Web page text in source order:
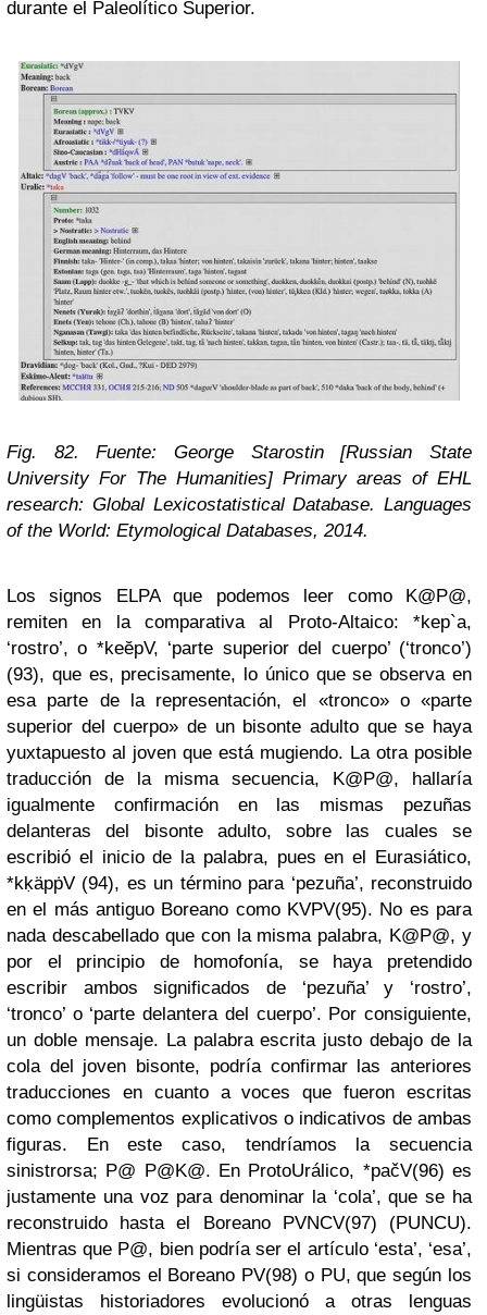
durante el Paleolítico Superior.
Fig. 82. Fuente: George Starostin [Russian State
University For The Humanities] Primary areas of EHL
research: Global Lexicostatistical Database. Languages
of the World: Etymological Databases, 2014.
Los signos ELPA que podemos leer como K@P@,
remiten en la comparativa al Proto-Altaico: *kep`a,
‘rostro’, o *keĕpV, ‘parte superior del cuerpo’ (‘tronco’)
(93), que es, precisamente, lo único que se observa en
esa parte de la representación, el «tronco» o «parte
superior del cuerpo» de un bisonte adulto que se haya
yuxtapuesto al joven que está mugiendo. La otra posible
traducción de la misma secuencia, K@P@, hallaría
igualmente confirmación en las mismas pezuñas
delanteras del bisonte adulto, sobre las cuales se
escribió el inicio de la palabra, pues en el Eurasiático,
*kḳäpṗV (94), es un término para ‘pezuña’, reconstruido
en el más antiguo Boreano como KVPV(95). No es para
nada descabellado que con la misma palabra, K@P@, y
por el principio de homofonía, se haya pretendido
escribir ambos significados de ‘pezuña’ y ‘rostro’,
‘tronco’ o ‘parte delantera del cuerpo’. Por consiguiente,
un doble mensaje. La palabra escrita justo debajo de la
cola del joven bisonte, podría confirmar las anteriores
traducciones en cuanto a voces que fueron escritas
como complementos explicativos o indicativos de ambas
figuras. En este caso, tendríamos la secuencia
sinistrorsa; P@ P@K@. En ProtoUrálico, *pačV(96) es
justamente una voz para denominar la ‘cola’, que se ha
reconstruido hasta el Boreano PVNCV(97) (PUNCU).
Mientras que P@, bien podría ser el artículo ‘esta’, ‘esa’,
si consideramos el Boreano PV(98) o PU, que según los
lingüistas historiadores evolucionó a otras lenguas